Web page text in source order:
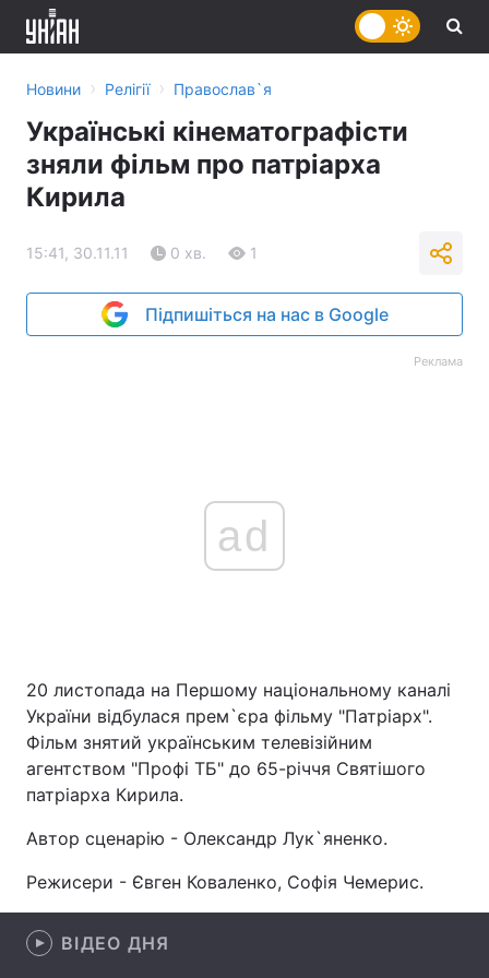
Новини › Релігії › Православ`я
Українські кінематографісти
зняли фільм про патріарха
Кирила
15:41, 30.11.11 0 хв. 1
Підпишіться на нас в Google
Реклама
ad
20 листопада на Першому національному каналі
України відбулася прем`єра фільму "Патріарх".
Фільм знятий українським телевізійним
агентством "Профі ТБ" до 65-річчя Святішого
патріарха Кирила.
Автор сценарію - Олександр Лук`яненко.
Режисери - Євген Коваленко, Софія Чемерис.
ВІДЕО ДНЯ